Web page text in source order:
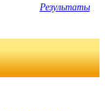
Результаты